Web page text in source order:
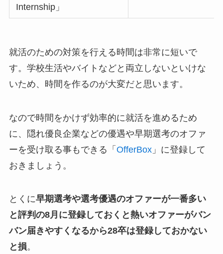
Internship」
就活のための対策を行える時間は非常に短いで
す。学校生活やバイトなどと両立しないといけな
いため、時間を作るのが大変だと思います。
なので時間をかけず効率的に就活を進めるため
に、隠れ優良企業などの優遇や早期選考のオファ
ーを受け取る事もできる「 OfferBox」に登録して
おきましょう。
とくに早期選考や選考優遇のオファーが一番多い
と評判の8月に登録しておくと熱いオファーがバン
バン届きやすくなるから28卒は登録しておかない
と損。